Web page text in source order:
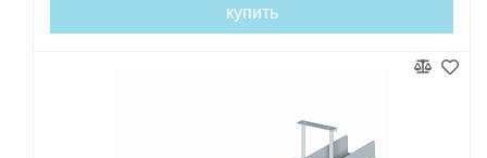
купить